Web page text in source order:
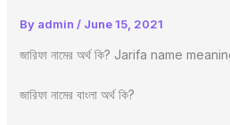
By admin / June 15, 2021
জারিফা নামের অর্থ কি? Jarifa name
জারিফা নামের বাংলা অর্থ কি?